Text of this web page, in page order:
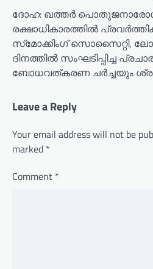
ദോഹ: ഖത്തര്‍
രക്ഷാധികാരത്തില്‍
സ്‌മോക്കിംഗ് സൊസൈറ്റി,
ദിനത്തില്‍ സംഘടിപ്പിച്ച
ബോധവത്കരണ ചര്‍ച്ചയും
Leave a Reply
Your email address will not be
marked *
Comment *